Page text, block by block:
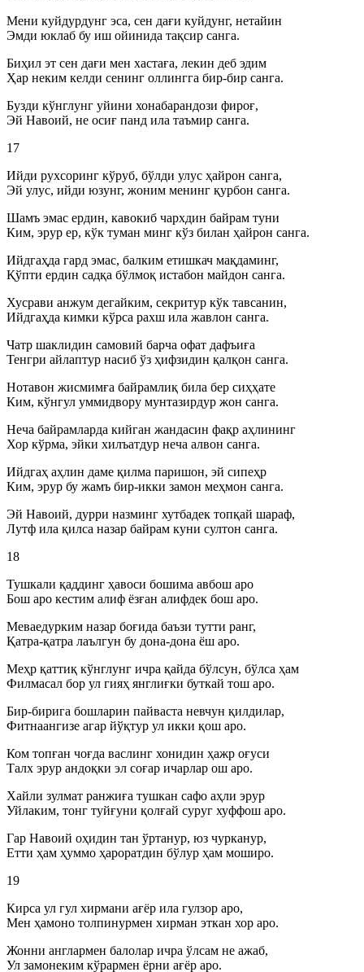
Мени куйдурдунг эса, сен дағи куйдунг, нетайин
Эмди юклаб бу иш ойинида тақсир санга.
Биҳил эт сен дағи мен хастаға, лекин деб эдим
Ҳар неким келди сенинг оллингга бир-бир санга.
Бузди кўнглунг уйини хонабарандози фироғ,
Эй Навоий, не осиғ панд ила таъмир санга.
17
Ийди рухсоринг кўруб, бўлди улус ҳайрон санга,
Эй улус, ийди юзунг, жоним менинг қурбон санга.
Шамъ эмас ердин, кавокиб чархдин байрам туни
Ким, эрур ер, кўк туман минг кўз билан ҳайрон санга.
Ийдгаҳда гард эмас, балким етишкач мақдаминг,
Қўпти ердин садқа бўлмоқ истабон майдон санга.
Хусрави анжум дегайким, секритур кўк тавсанин,
Ийдгаҳда кимки кўрса рахш ила жавлон санга.
Чатр шаклидин самовий барча офат дафъиға
Тенгри айлаптур насиб ўз ҳифзидин қалқон санга.
Нотавон жисмимға байрамлиқ била бер сиҳҳате
Ким, кўнгул уммидвору мунтазирдур жон санга.
Неча байрамларда кийган жандасин фақр аҳлининг
Хор кўрма, эйки хилъатдур неча алвон санга.
Ийдгаҳ аҳлин даме қилма паришон, эй сипеҳр
Ким, эрур бу жамъ бир-икки замон меҳмон санга.
Эй Навоий, дурри назминг хутбадек топқай шараф,
Лутф ила қилса назар байрам куни султон санга.
18
Тушкали қаддинг ҳавоси бошима авбош аро
Бош аро кестим алиф ёзған алифдек бош аро.
Меваедурким назар боғида баъзи тутти ранг,
Қатра-қатра лаългун бу дона-дона ёш аро.
Меҳр қаттиқ кўнглунг ичра қайда бўлсун, бўлса ҳам
Филмасал бор ул гияҳ янглиғки буткай тош аро.
Бир-бирига бошларин пайваста невчун қилдилар,
Фитнаангизе агар йўқтур ул икки қош аро.
Ком топған чоғда васлинг хонидин ҳажр оғуси
Талх эрур андоқки эл соғар ичарлар ош аро.
Хайли зулмат ранжиға тушкан сафо аҳли эрур
Уйлаким, тонг туйғуни қолғай суруг хуффош аро.
Гар Навоий оҳидин тан ўртанур, юз чурканур,
Етти ҳам ҳуммо ҳароратдин бўлур ҳам моширо.
19
Кирса ул гул хирмани ағёр ила гулзор аро,
Мен ҳамоно толпинурмен хирман эткан хор аро.
Жонни англармен балолар ичра ўлсам не ажаб,
Ул замонеким кўрармен ёрни ағёр аро.